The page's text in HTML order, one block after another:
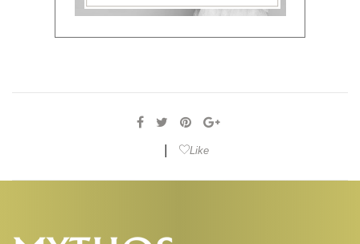
Like